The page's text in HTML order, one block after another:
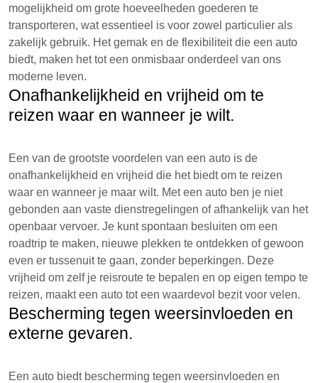
mogelijkheid om grote hoeveelheden goederen te
transporteren, wat essentieel is voor zowel particulier als
zakelijk gebruik. Het gemak en de flexibiliteit die een auto
biedt, maken het tot een onmisbaar onderdeel van ons
moderne leven.
Onafhankelijkheid en vrijheid om te
reizen waar en wanneer je wilt.
Een van de grootste voordelen van een auto is de
onafhankelijkheid en vrijheid die het biedt om te reizen
waar en wanneer je maar wilt. Met een auto ben je niet
gebonden aan vaste dienstregelingen of afhankelijk van het
openbaar vervoer. Je kunt spontaan besluiten om een
roadtrip te maken, nieuwe plekken te ontdekken of gewoon
even er tussenuit te gaan, zonder beperkingen. Deze
vrijheid om zelf je reisroute te bepalen en op eigen tempo te
reizen, maakt een auto tot een waardevol bezit voor velen.
Bescherming tegen weersinvloeden en
externe gevaren.
Een auto biedt bescherming tegen weersinvloeden en